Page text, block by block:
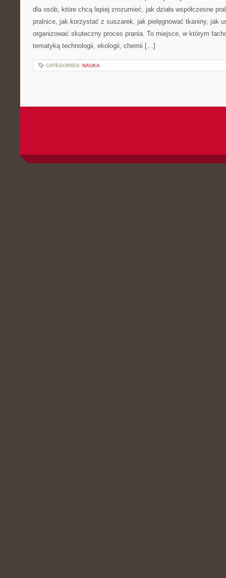
dla osób, które chcą lepiej zrozumieć, jak działa współczesne
pralnice, jak korzystać z suszarek, jak pielęgnować tkaniny, jak
organizować skuteczny proces prania. To miejsce, w którym
tematyką technologii, ekologii, chemii […]
CATEGORIES: NAUKA